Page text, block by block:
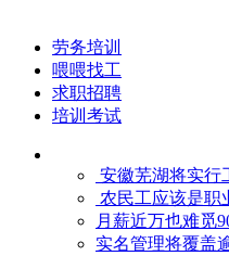
劳务培训
喂喂找工
求职招聘
培训考试
安徽芜湖将实行
农民工应该是职
月薪近万也难觅
实名管理将覆盖